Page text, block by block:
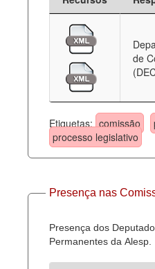
de
Etiquetas: comissão
processo legislativo
Presença nas
Presença dos
Permanentes da Alesp.